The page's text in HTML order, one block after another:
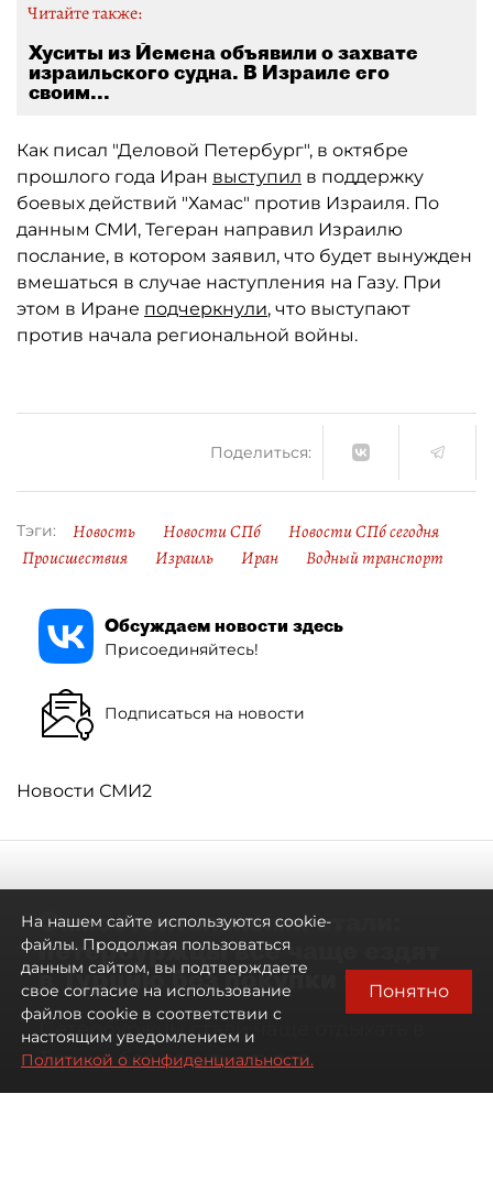
Читайте также:
Хуситы из Йемена объявили о захвате
израильского судна. В Израиле его
своим...
Как писал "Деловой Петербург", в октябре
прошлого года Иран выступил в поддержку
боевых действий "Хамас" против Израиля. По
данным СМИ, Тегеран направил Израилю
послание, в котором заявил, что будет вынужден
вмешаться в случае наступления на Газу. При
этом в Иране подчеркнули, что выступают
против начала региональной войны.
Поделиться:
Тэги: Новость Новости СПб
Новости СПб сегодня
Происшествия
Израиль Иран Водный транспорт
Обсуждаем новости здесь
Присоединяйтесь!
Подписаться на новости
Новости СМИ2
Самостоятельными стали:
петербуржцы всё чаще ездят
в Турцию без покупки туров
Петербуржцы стали чаще отдыхать в
Турции без покупки туров
На нашем сайте используются cookie-
файлы. Продолжая пользоваться
данным сайтом, вы подтверждаете
свое согласие на использование
файлов cookie в соответствии с
настоящим уведомлением и
Политикой о конфиденциальности.
Понятно